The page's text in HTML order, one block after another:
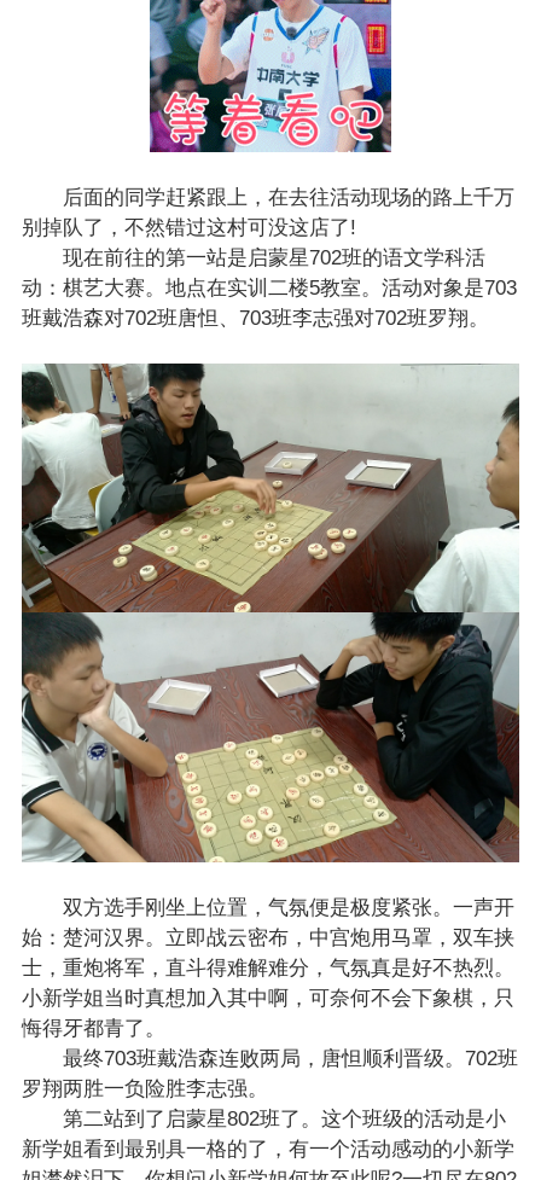
后面的同学赶紧跟上，在去往活动现场的路上千万
别掉队了，不然错过这村可没这店了!
现在前往的第一站是启蒙星702班的语文学科活
动：棋艺大赛。地点在实训二楼5教室。活动对象是703
班戴浩森对702班唐怛、703班李志强对702班罗翔。
双方选手刚坐上位置，气氛便是极度紧张。一声开
始：楚河汉界。立即战云密布，中宫炮用马罩，双车挟
士，重炮将军，直斗得难解难分，气氛真是好不热烈。
小新学姐当时真想加入其中啊，可奈何不会下象棋，只
悔得牙都青了。
最终703班戴浩森连败两局，唐怛顺利晋级。702班
罗翔两胜一负险胜李志强。
第二站到了启蒙星802班了。这个班级的活动是小
新学姐看到最别具一格的了，有一个活动感动的小新学